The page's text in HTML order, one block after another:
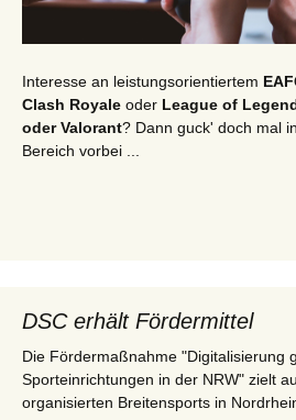
Interesse an leistungsorientiertem
Clash Royale oder League of
oder Valorant? Dann guck' doch mal
Bereich vorbei ...
DSC erhält Fördermittel
Die Fördermaßnahme "Digitalisierung
Sporteinrichtungen in der NRW" zielt
organisierten Breitensports in